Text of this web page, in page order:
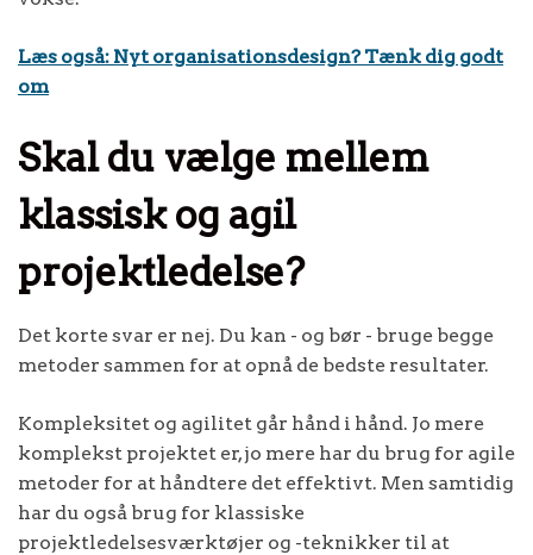
Læs også: Nyt organisationsdesign? Tænk dig godt
om
Skal du vælge mellem
klassisk og agil
projektledelse?
Det korte svar er nej. Du kan - og bør - bruge begge
metoder sammen for at opnå de bedste resultater.
Kompleksitet og agilitet går hånd i hånd. Jo mere
komplekst projektet er, jo mere har du brug for agile
metoder for at håndtere det effektivt. Men samtidig
har du også brug for klassiske
projektledelsesværktøjer og -teknikker til at